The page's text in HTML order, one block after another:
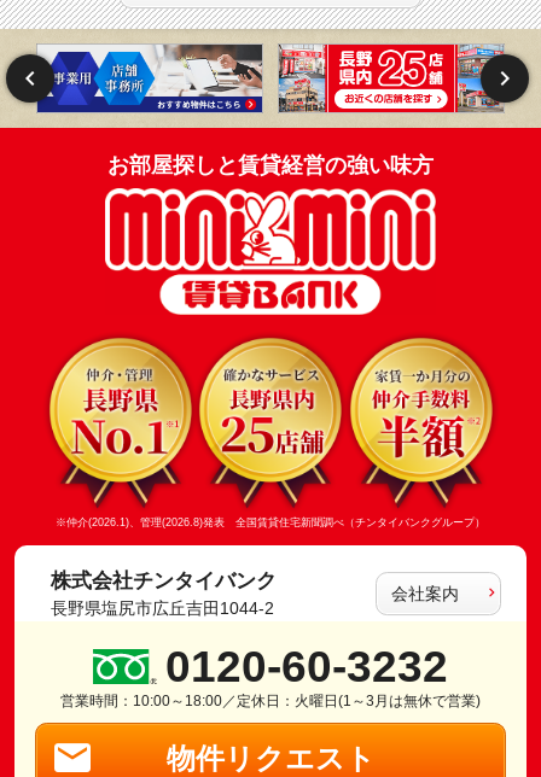
お部屋探しと賃貸経営の強い味方
※仲介(2026.1)、管理(2026.8)発表 全国賃貸住宅新聞調べ（チンタイバンクグループ）
株式会社チンタイバンク
長野県塩尻市広丘吉田1044-2
会社案内
0120-60-3232
営業時間：10:00～18:00／定休日：火曜日(1～3月は無休で営業)
物件リクエスト